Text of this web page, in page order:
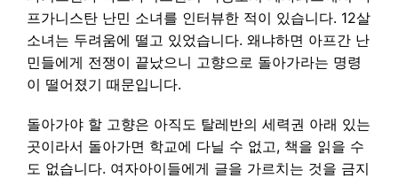
프가니스탄 난민 소녀를 인터뷰한 적이 있습니다. 12살
소녀는 두려움에 떨고 있었습니다. 왜냐하면 아프간 난
민들에게 전쟁이 끝났으니 고향으로 돌아가라는 명령
이 떨어졌기 때문입니다.
돌아가야 할 고향은 아직도 탈레반의 세력권 아래 있는
곳이라서 돌아가면 학교에 다닐 수 없고, 책을 읽을 수
도 없습니다. 여자아이들에게 글을 가르치는 것을 금지